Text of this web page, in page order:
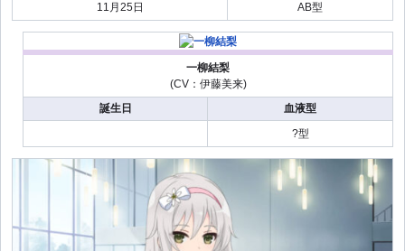
11月25日
AB型
一柳結梨
(CV：伊藤美来)
誕生日
血液型
?型